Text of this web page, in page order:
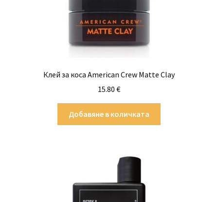
Клей за коса American Crew Matte Clay
15.80 €
Добавяне в количката